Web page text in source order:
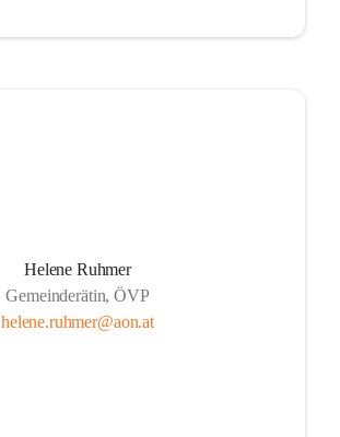
Helene Ruhmer
Gemeinderätin, ÖVP
helene.ruhmer@aon.at